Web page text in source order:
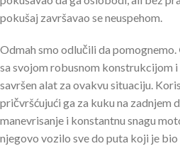
pokušaj završavao se neuspehom.
Odmah smo odlučili da pomognemo.
sa svojom robusnom konstrukcijom
savršen alat za ovakvu situaciju.
pričvršćujući ga za kuku na zadnjem
manevrisanje i konstantnu snagu
njegovo vozilo sve do puta koji je bio